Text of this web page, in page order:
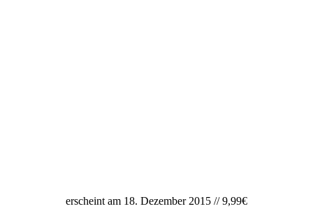
erscheint am 18. Dezember 2015 // 9,99€